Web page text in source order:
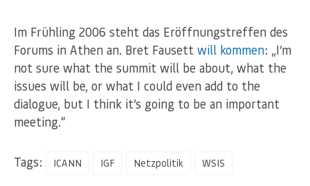
Im Frühling 2006 steht das Eröffnungstreffen des
Forums in Athen an. Bret Fausett will kommen: „I’m
not sure what the summit will be about, what the
issues will be, or what I could even add to the
dialogue, but I think it’s going to be an important
meeting.“
Tags: ICANN IGF Netzpolitik WSIS